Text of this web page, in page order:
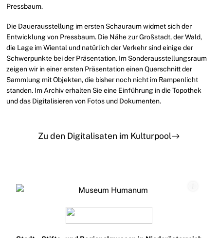
Pressbaum.
Die Dauerausstellung im ersten Schauraum widmet sich der
Entwicklung von Pressbaum. Die Nähe zur Großstadt, der Wald,
die Lage im Wiental und natürlich der Verkehr sind einige der
Schwerpunkte bei der Präsentation. Im Sonderausstellungsraum
zeigen wir in einer ersten Präsentation einen Querschnitt der
Sammlung mit Objekten, die bisher noch nicht im Rampenlicht
standen. Im Archiv erhalten Sie eine Einführung in die Topothek
und das Digitalisieren von Fotos und Dokumenten.
Zu den Digitalisaten im Kulturpool